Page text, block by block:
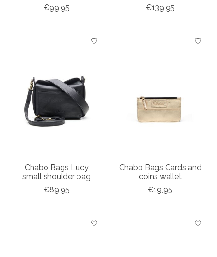
€99,95
€139,95
Chabo Bags Lucy
small shoulder bag
€89,95
Chabo Bags Cards and
coins wallet
€19,95